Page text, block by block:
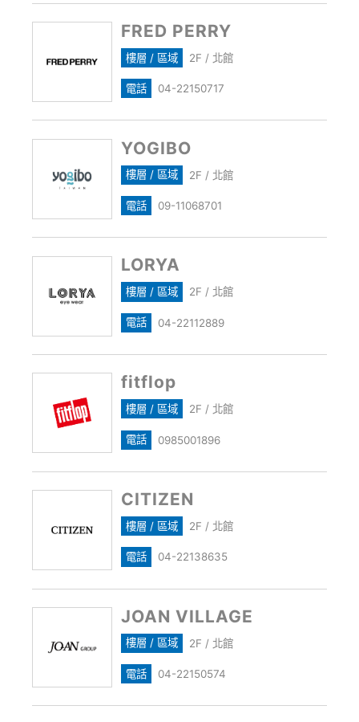
FRED PERRY
樓層 / 區域 2F / 北館
電話 04-22150717
YOGIBO
樓層 / 區域 2F / 北館
電話 09-11068701
LORYA
樓層 / 區域 2F / 北館
電話 04-22112889
fitflop
樓層 / 區域 2F / 北館
電話 0985001896
CITIZEN
樓層 / 區域 2F / 北館
電話 04-22138635
JOAN VILLAGE
樓層 / 區域 2F / 北館
電話 04-22150574